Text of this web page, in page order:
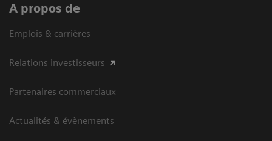
A propos de
Emplois & carrières
Relations investisseurs
Partenaires commerciaux
Actualités & évènements